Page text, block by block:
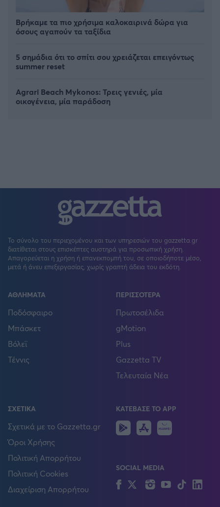
Βρήκαμε τα πιο χρήσιμα καλοκαιρινά δώρα για
όσους αγαπούν τα ταξίδια
5 σημάδια ότι το σπίτι σου χρειάζεται επειγόντως
summer reset
Agrari Beach Mykonos: Τρεις γενιές, μία
οικογένεια, μία παράδοση
Το σύνολο του περιεχομένου και των υπηρεσιών του gazzetta.gr
διατίθεται στους επισκέπτες αυστηρά για προσωπική χρήση.
Απαγορεύεται η χρήση ή επανεκπομπή του, σε οποιοδήποτε μέσο,
μετά ή άνευ επεξεργασίας, χωρίς γραπτή άδεια του εκδότη.
ΑΘΛΗΜΑΤΑ
Ποδόσφαιρο
Μπάσκετ
Βόλεϊ
Τέννις
ΠΕΡΙΣΣΟΤΕΡΑ
Πρωτοσέλιδα
gMotion
Plus
Gazzetta TV
Τελευταία Νέα
ΣΧΕΤΙΚΑ
Σχετικά με το Gazzetta.gr
Όροι Χρήσης
Πολιτική Απορρήτου
Πολιτική Cookies
Διαχείριση Απορρήτου
ΚΑΤΕΒΑΣΕ ΤΟ APP
Android
IOS
SOCIAL MEDIA
FacebookTwitterInstagram
YouTubeTikTok